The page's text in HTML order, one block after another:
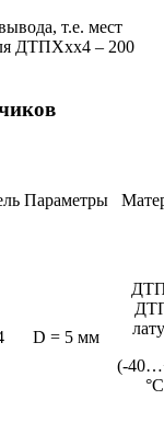
т.е. мест
ДТПХхх4 – 200
Параметры
D = 5 мм
(-